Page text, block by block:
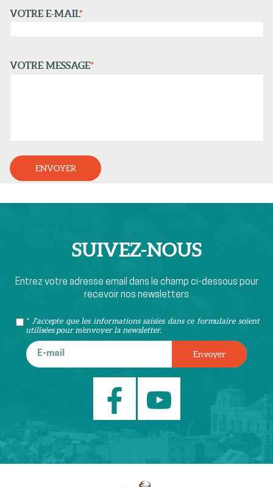
VOTRE E-MAIL*
VOTRE MESSAGE*
SUIVEZ-NOUS
Entrez votre adresse email dans le champ ci-dessous pour
recevoir nos newsletters
* J'accepte que les informations saisies dans ce formulaire soient
utilisées pour m’envoyer la newsletter.